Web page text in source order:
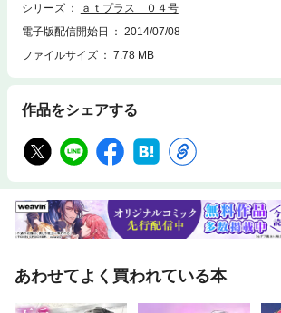
ド・国際シンポジウムの報告●清水康之我はいかにし
(第2回)「生き心地の良い社会」を作るために●大澤
論 その3一休の隠れ往生●岩根邦雄生活クラブと私の
シリーズ
ａｔプラス ０４号
電子版配信開始日
2014/07/08
ファイルサイズ
7.78 MB
作品をシェアする
あわせてよく買われている本